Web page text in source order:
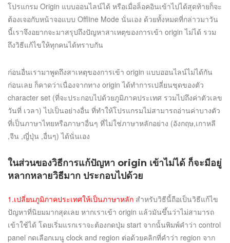
โปรแกรม Origin แบบออนไลน์ได้ หรือเมื่อล็อคอินเข้าไปได้สุดท้ายก็จะ
ต้องเจอกับหน้าจอแบบ Offline Mode นั่นเอง ด้วยทั้งหมดที่กล่าวมาวัน
นี้เราจึงอยากจะมาสรุปถึงปัญหาสาเหตุของการเข้า origin ไม่ได้ รวม
ถึงวิธีแก้ไขให้ทุกคนได้ทราบกัน
ก่อนอื่นเรามาพูดถึงสาเหตุของการเข้า origin แบบออนไลน์ไม่ได้กัน
ก่อนเลย ก็คาดว่าเนื่องจากทาง origin ได้ทำการเปลี่ยนชุดของตัว
character set (ที่จะประกอบไปด้วยภูมิภาคประเทศ รวมไปถึงค่าตัวเลข
วันที่ เวลา) ไปเป็นอย่างอื่น ที่ทำให้โปรแกรมไม่สามารถอ่านค่าบางตัว
ที่เป็นภาษาไทยหรือภาษาอื่นๆ ที่ไม่ใช่ภาษาหลักอย่าง (อังกฤษ,เกาหลี
,จีน ,ญี่ปุ่น ,อื่นๆ) ได้นั่นเอง
ในส่วนของวิธีการแก้ปัญหา origin เข้าไม่ได้ ก็จะมีอยู่
หลากหลายวิธีมาก ประกอบไปด้วย
1.เปลี่ยนภูมิภาคประเทศให้เป็นภาษาหลัก สำหรับวิธีนี้ถือเป็นวิธีแก้ไข
ปัญหาที่นิยมมากสุดเลย หากเราเข้า origin แล้วมันขึ้นว่าไม่สามารถ
เข้าใช้ได้ โดยเริ่มแรกเราจะต้องกดปุ่ม start จากนั้นพิมพ์คำว่า control
panel กดเลือกเมนู clock and region ต่อด้วยคลิกที่คำว่า region จาก